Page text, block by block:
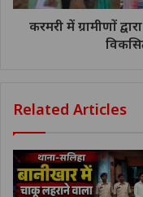
करमरी में ग्रामीणों
Related Articles